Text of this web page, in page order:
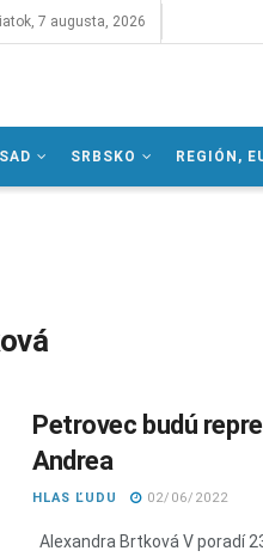
7 augusta, 2026
SRBSKO REGIÓN,
Petrovec budú
Andrea
HLAS ĽUDU 02/06/2022
Alexandra Brtková V poradí